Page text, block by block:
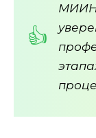
МИИН